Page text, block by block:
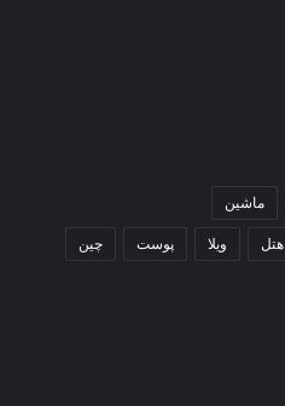
ماشین
هتل ویلا پوست چین